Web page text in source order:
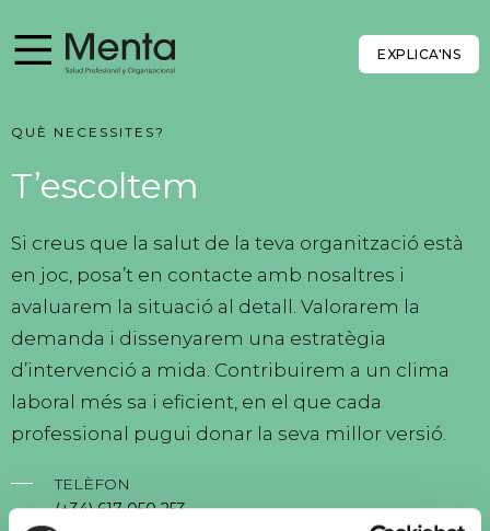
EXPLICA'NS
QUÈ NECESSITES?
T’escoltem
Si creus que la salut de la teva organització està
en joc, posa’t en contacte amb nosaltres i
avaluarem la situació al detall. Valorarem la
demanda i dissenyarem una estratègia
d’intervenció a mida. Contribuirem a un clima
laboral més sa i eficient, en el que cada
professional pugui donar la seva millor versió.
TELÈFON
(+34) 617 050 253